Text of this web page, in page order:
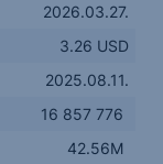
2026.03.27.
3.26 USD
2025.08.11.
16 857 776
42.56M